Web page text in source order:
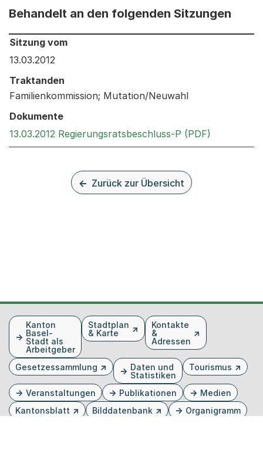
Behandelt an den folgenden Sitzungen
Behandelt an den folgenden Sitzungen: Informationen
Sitzung vom
13.03.2012
Traktanden
Familienkommission; Mutation/Neuwahl
Dokumente
13.03.2012 Regierungsratsbeschluss-P (PDF)
Zurück zur Übersicht
FusszeileKanton
Basel-
Stadt als
Arbeitgeber
Stadtplan
& Karte
Kontakte
&
Adressen
Gesetzessammlung
Daten und
Statistiken
Tourismus
Veranstaltungen Publikationen
Medien
Kantonsblatt
Bilddatenbank
Organigramm